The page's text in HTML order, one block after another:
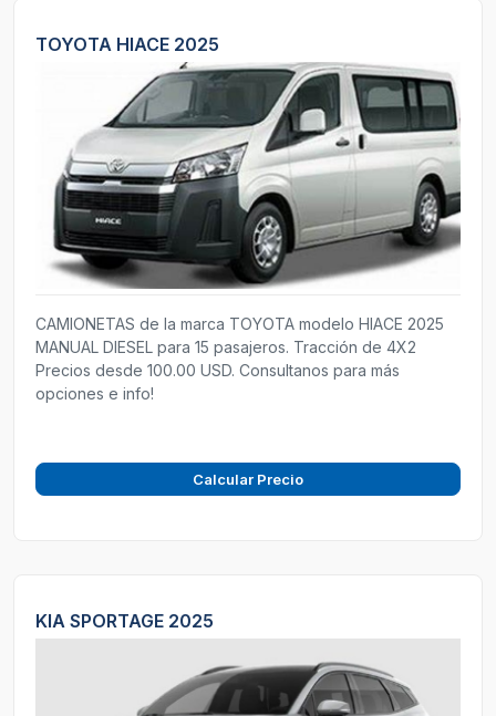
TOYOTA HIACE 2025
CAMIONETAS de la marca TOYOTA modelo HIACE 2025
MANUAL DIESEL para 15 pasajeros. Tracción de 4X2
Precios desde 100.00 USD. Consultanos para más
opciones e info!
Calcular Precio
KIA SPORTAGE 2025